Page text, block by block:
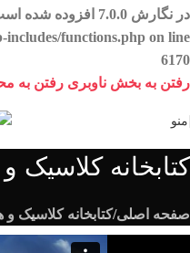
در نگارش 7.0.0 افزوده شده است.) in
functions.php on line
6170
رفتن به بخش ناوبری رفتن به
منو
کتابخانه کلاسیک
صفحه اصلی/کتابخانه کلاسیک